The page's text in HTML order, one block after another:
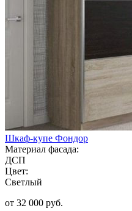
Шкаф-купе Фондор
Материал фасада:
ДСП
Цвет:
Светлый
от 32 000 руб.